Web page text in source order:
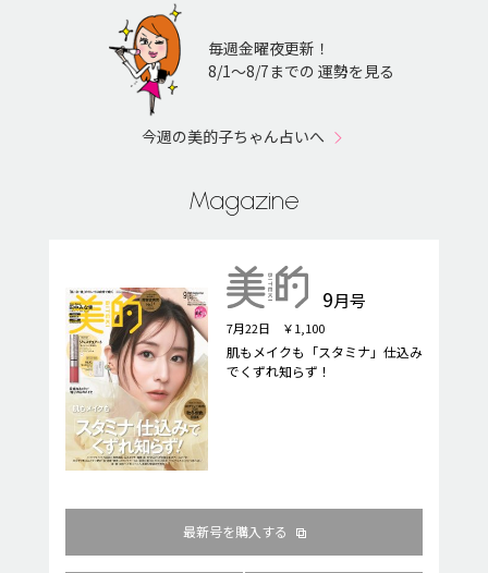
毎週金曜夜更新！
8/1〜8/7までの 運勢を見る
今週の美的子ちゃん占いへ
Magazine
9月号
7月22日 ￥1,100
肌もメイクも「スタミナ」仕込み
でくずれ知らず！
最新号を購入する